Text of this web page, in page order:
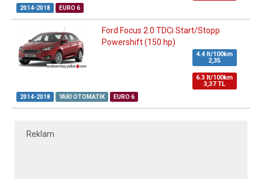
2014-2018 EURO 6
Ford Focus 2.0 TDCi Start/Stopp
Powershift (150 hp)
4.4 lt/100km
2,35
6.3 lt/100km
3,37 TL
2014-2018 YARI OTOMATIK EURO 6
Reklam